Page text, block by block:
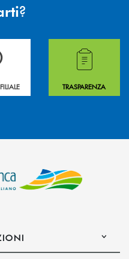
?
ti richiamiamo
&nbsp;vicina a te. &nbsp;
Hai bisogno di
TRASPARENZA